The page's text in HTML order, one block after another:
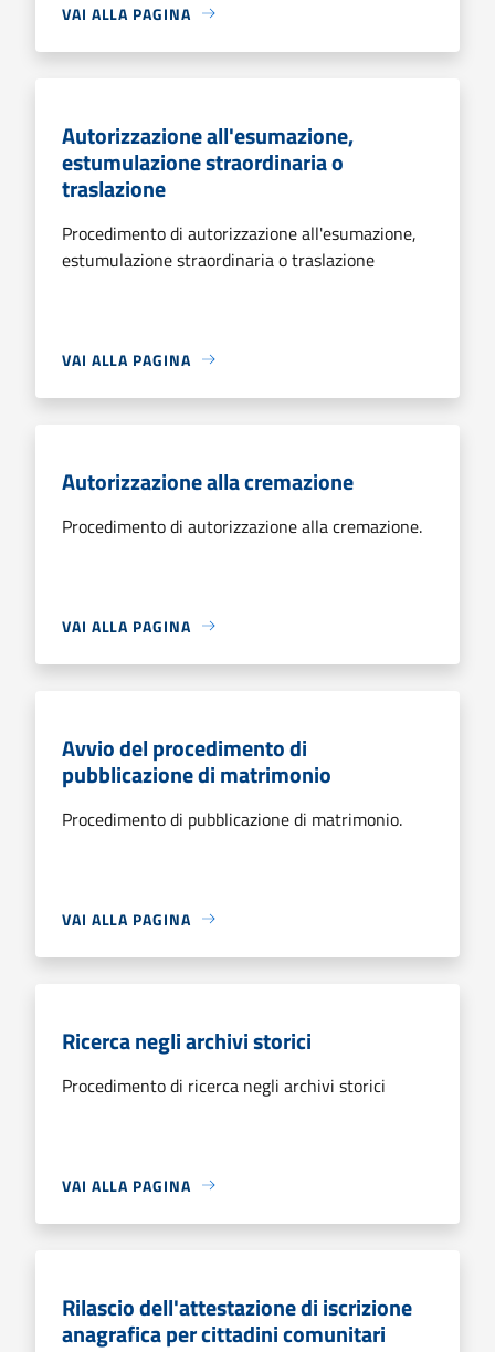
VAI ALLA PAGINA
Autorizzazione all'esumazione,
estumulazione straordinaria o
traslazione
Procedimento di autorizzazione all'esumazione,
estumulazione straordinaria o traslazione
VAI ALLA PAGINA
Autorizzazione alla cremazione
Procedimento di autorizzazione alla cremazione.
VAI ALLA PAGINA
Avvio del procedimento di
pubblicazione di matrimonio
Procedimento di pubblicazione di matrimonio.
VAI ALLA PAGINA
Ricerca negli archivi storici
Procedimento di ricerca negli archivi storici
VAI ALLA PAGINA
Rilascio dell'attestazione di iscrizione
anagrafica per cittadini comunitari